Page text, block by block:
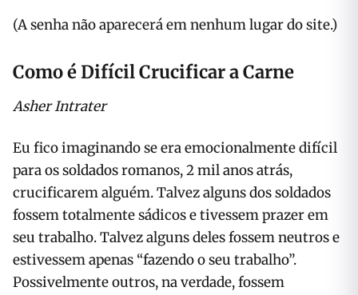
(A senha não aparecerá em nenhum lugar do site.)
Como é Difícil Crucificar a Carne
Asher Intrater
Eu fico imaginando se era emocionalmente difícil
para os soldados romanos, 2 mil anos atrás,
crucificarem alguém. Talvez alguns dos soldados
fossem totalmente sádicos e tivessem prazer em
seu trabalho. Talvez alguns deles fossem neutros e
estivessem apenas “fazendo o seu trabalho”.
Possivelmente outros, na verdade, fossem